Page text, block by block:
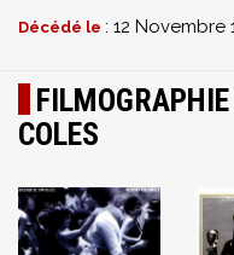
Décédé le : 12 Novembre
COLES